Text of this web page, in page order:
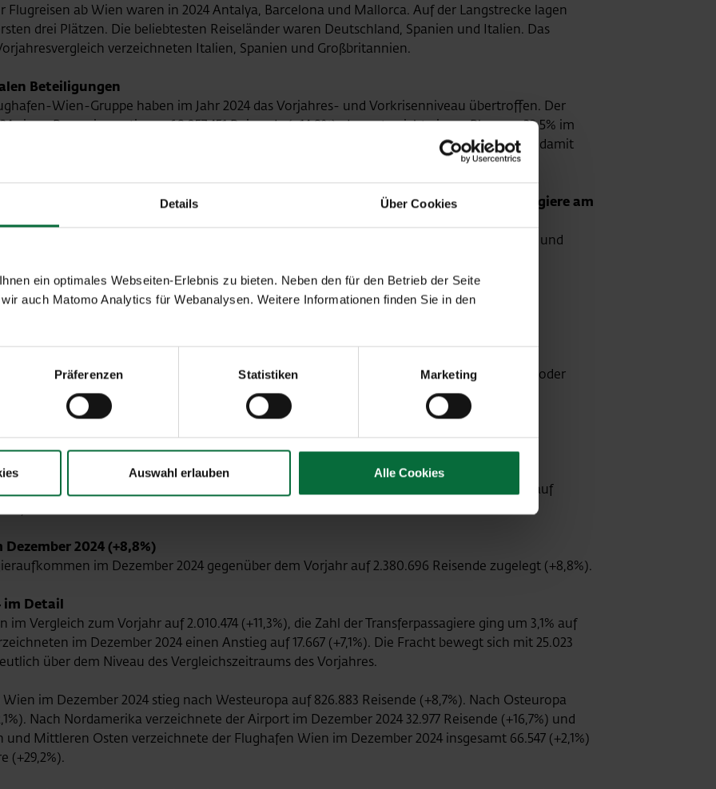
Details Über Cookies
ein optimales Webseiten-Erlebnis zu bieten. Neben den für den Betrieb der Seite
auch Matomo Analytics für Webanalysen. Weitere Informationen finden Sie in den
Präferenzen Statistiken Marketing
Auswahl erlauben Alle Cookies
ab Wien waren in 2024 Antalya, Barcelona und Mallorca. Auf der Langstrecke lagen
drei Plätzen. Die beliebtesten Reiseländer waren Deutschland, Spanien und Italien. Das
verzeichneten Italien, Spanien und Großbritannien.
Beteiligungen
Wien-Gruppe haben im Jahr 2024 das Vorjahres- und Vorkrisenniveau übertroffen. Der
einen Passagieranstieg auf 8.957.451 Reisende (+14,8%), das entspricht einem Plus von 22,5% im
Kosice erreichte ein Passagierwachstum auf 735.384 Reisende (+18,2%) und liegt damit
Rund 42 Mio. Passagiere in der Flughafen-Wien-Gruppe und rund 32 Mio. Passagiere am
Wien mit einem leichten Wachstum auf rund 32 Mio. Passagiere am Standort Wien und
Wien-Gruppe (inkl. Malta und Kosice) auf rund 42 Mio. Reisende.
einen Umsatz von rund € 1.080 Mio., ein EBITDA von rund € 440 Mio. und ein
€ 230 Mio. zu erreichen. Die Investitionen 2025 werden bei rund € 300 Mio. erwartet.
erfolgt unter der Annahme, dass es zu keinen weiteren geopolitischen Auswirkungen oder
gute Passagierentwicklung zum Jahresende
im Dezember 2024 (+9,5%)
Wien-Gruppe (Flughafen Wien, Malta Airport und Flughafen Kosice) einen Anstieg auf
2024 (+8,8%)
im Dezember 2024 gegenüber dem Vorjahr auf 2.380.696 Reisende zugelegt (+8,8%).
im Detail
Vergleich zum Vorjahr auf 2.010.474 (+11,3%), die Zahl der Transferpassagiere ging um 3,1% auf
im Dezember 2024 einen Anstieg auf 17.667 (+7,1%). Die Fracht bewegt sich mit 25.023
über dem Niveau des Vergleichszeitraums des Vorjahres.
im Dezember 2024 stieg nach Westeuropa auf 826.883 Reisende (+8,7%). Nach Osteuropa
Nach Nordamerika verzeichnete der Airport im Dezember 2024 32.977 Reisende (+16,7%) und
und Mittleren Osten verzeichnete der Flughafen Wien im Dezember 2024 insgesamt 66.547 (+2,1%)
(+29,2%).